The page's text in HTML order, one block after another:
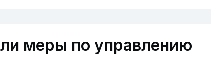
меры по управлению